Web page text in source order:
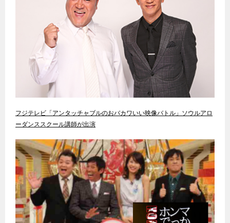
フジテレビ「アンタッチャブルのおバカワいい映像バトル」ソウルアロ
ーダンススクール講師が出演